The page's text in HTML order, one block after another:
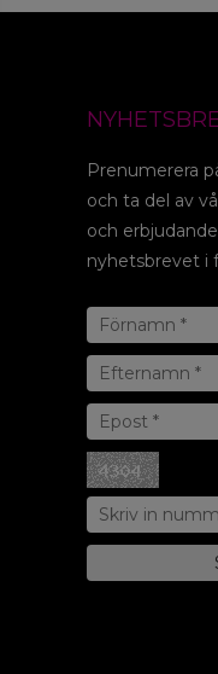
Prenumerera
och ta del av
och
nyhetsbrevet i